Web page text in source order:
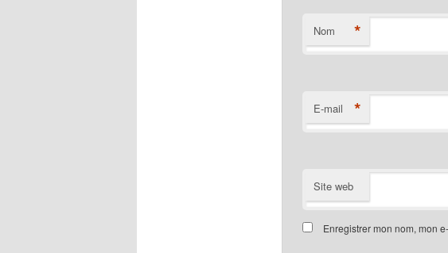
Nom *
E-mail *
Site web
Enregistrer mon nom, mon